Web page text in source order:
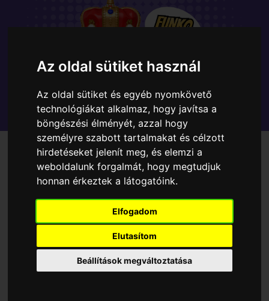
Az oldal sütiket használ
Az oldal sütiket és egyéb nyomkövető
technológiákat alkalmaz, hogy javítsa a
böngészési élményét, azzal hogy
személyre szabott tartalmakat és célzott
hirdetéseket jelenít meg, és elemzi a
weboldalunk forgalmát, hogy megtudjuk
honnan érkeztek a látogatóink.
Elfogadom
Elutasítom
Beállítások megváltoztatása